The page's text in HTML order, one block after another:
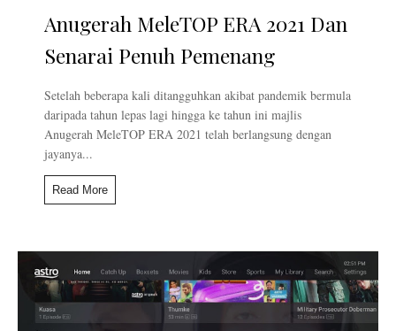
Anugerah MeleTOP ERA 2021 Dan
Senarai Penuh Pemenang
Setelah beberapa kali ditangguhkan akibat pandemik bermula
daripada tahun lepas lagi hingga ke tahun ini majlis
Anugerah MeleTOP ERA 2021 telah berlangsung dengan
jayanya...
Read More